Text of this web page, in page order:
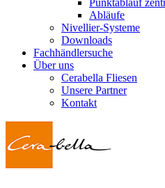
Punktablauf
Abläufe
Nivellier-Systeme
Downloads
Fachhändlersuche
Über uns
Cerabella Fliesen
Unsere Partner
Kontakt